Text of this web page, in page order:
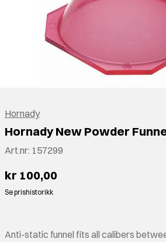
Hornady
Hornady New Powder
Art.nr: 157299
kr 100,00
Se prishistorikk
Anti-static funnel fits all calibers